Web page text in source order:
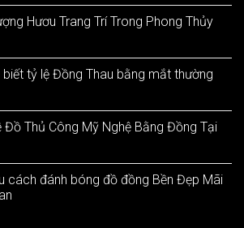
Hươu Trang Trí Trong Phong Thủy
biết tỷ lệ Đồng Thau bằng mắt thường
Thủ Công Mỹ Nghệ Bằng Đồng Tại
cách đánh bóng đồ đồng Bền Đẹp Mãi